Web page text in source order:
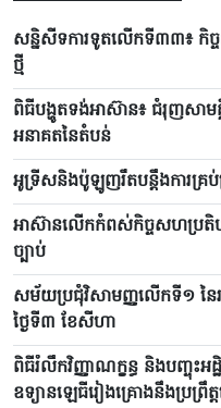
សន្និសីទការទូតលើកទី៣៣៖ កិច្
ថ្មី
ពិធីបង្ហូតទង់អាស៊ាន៖ ជំរុញសាម
អនាគតនៃតំបន់
អូទ្រីសនិងប៉ូឡូញរឹតបន្តឹងការគ្រ
អាស៊ានលើកកំពស់កិច្ចសហប្រតិប
ច្បាប់
សម័យប្រជុំវិសាមញ្ញលើកទី១ នៃរ
ថ្ងៃទី៣ ខែសីហា
ពិធីរំលឹកវិញ្ញាណក្ខន្ធ និងបញ្ចុះ
ឧទ្យានឡេធីរៀងគ្រោងនឹងប្រព្រឹ